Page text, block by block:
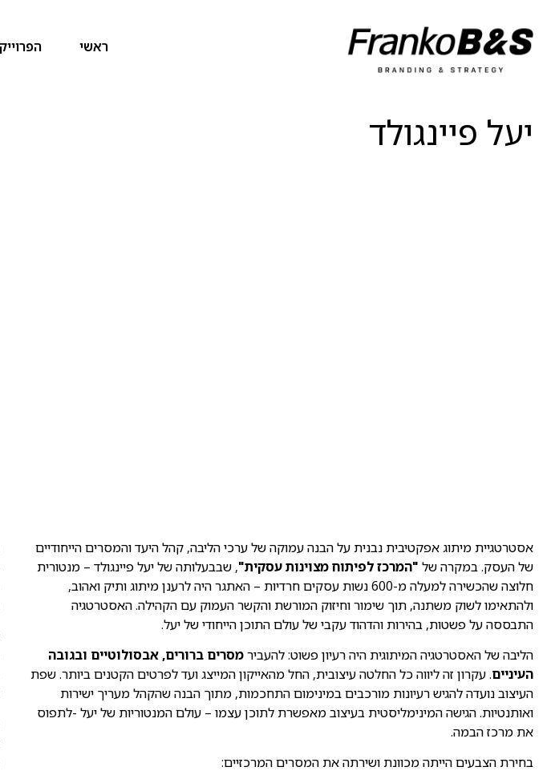
ראשי
יעל פיינגולד
אסטרטגיית מיתוג אפקטיבית נבנית על הבנה עמוקה של ערכי הליבה, קהל היעד והמסרים הייחודיים
של העסק. במקרה של "המרכז לפיתוח מצוינות עסקית", שבבעלותה של יעל פיינגולד – מנטורית
חלוצה שהכשירה למעלה מ-600 נשות עסקים חרדיות – האתגר היה לרענן מיתוג ותיק ואהוב,
ולהתאימו לשוק משתנה, תוך שימור וחיזוק המורשת והקשר העמוק עם הקהילה. האסטרטגיה
התבססה על פשטות, בהירות והדהוד עקבי של עולם התוכן הייחודי של יעל.
הליבה של האסטרטגיה המיתוגית היה רעיון פשוט: להעבירמסרים ברורים, אבסולוטיים ובגובה
העיניים. עקרון זה ליווה כל החלטה עיצובית, החל מהאייקון המייצג ועד לפרטים הקטנים ביותר. שפת
העיצוב נועדה להגיש רעיונות מורכבים במינימום התחכמות, מתוך הבנה שהקהל מעריך ישירות
ואותנטיות. הגישה המינימליסטית בעיצוב מאפשרת לתוכן עצמו – עולם המנטוריות של יעל -לתפוס
את מרכז הבמה.
בחירת הצבעים הייתה מכוונת ושירתה את המסרים המרכזיים: